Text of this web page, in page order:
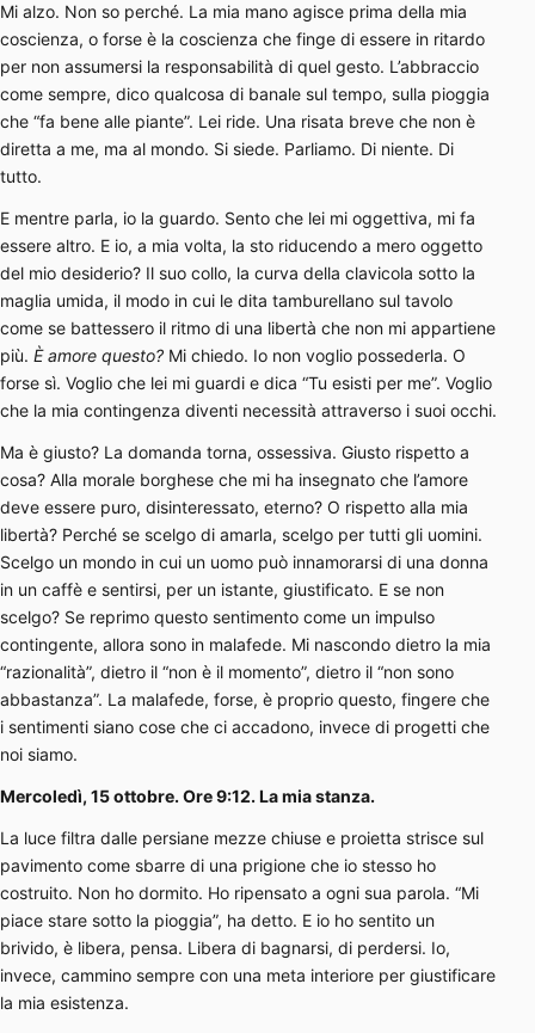
Mi alzo. Non so perché. La mia mano agisce prima della mia
coscienza, o forse è la coscienza che finge di essere in ritardo
per non assumersi la responsabilità di quel gesto. L’abbraccio
come sempre, dico qualcosa di banale sul tempo, sulla pioggia
che “fa bene alle piante”. Lei ride. Una risata breve che non è
diretta a me, ma al mondo. Si siede. Parliamo. Di niente. Di
tutto.
E mentre parla, io la guardo. Sento che lei mi oggettiva, mi fa
essere altro. E io, a mia volta, la sto riducendo a mero oggetto
del mio desiderio? Il suo collo, la curva della clavicola sotto la
maglia umida, il modo in cui le dita tamburellano sul tavolo
come se battessero il ritmo di una libertà che non mi appartiene
più. È amore questo? Mi chiedo. Io non voglio possederla. O
forse sì. Voglio che lei mi guardi e dica “Tu esisti per me”. Voglio
che la mia contingenza diventi necessità attraverso i suoi occhi.
Ma è giusto? La domanda torna, ossessiva. Giusto rispetto a
cosa? Alla morale borghese che mi ha insegnato che l’amore
deve essere puro, disinteressato, eterno? O rispetto alla mia
libertà? Perché se scelgo di amarla, scelgo per tutti gli uomini.
Scelgo un mondo in cui un uomo può innamorarsi di una donna
in un caffè e sentirsi, per un istante, giustificato. E se non
scelgo? Se reprimo questo sentimento come un impulso
contingente, allora sono in malafede. Mi nascondo dietro la mia
“razionalità”, dietro il “non è il momento”, dietro il “non sono
abbastanza”. La malafede, forse, è proprio questo, fingere che
i sentimenti siano cose che ci accadono, invece di progetti che
noi siamo.
Mercoledì, 15 ottobre. Ore 9:12. La mia stanza.
La luce filtra dalle persiane mezze chiuse e proietta strisce sul
pavimento come sbarre di una prigione che io stesso ho
costruito. Non ho dormito. Ho ripensato a ogni sua parola. “Mi
piace stare sotto la pioggia”, ha detto. E io ho sentito un
brivido, è libera, pensa. Libera di bagnarsi, di perdersi. Io,
invece, cammino sempre con una meta interiore per giustificare
la mia esistenza.